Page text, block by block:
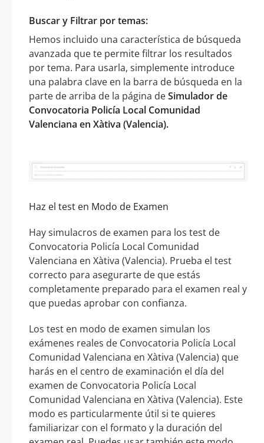
Buscar y Filtrar por temas:
Hemos incluido una característica de búsqueda
avanzada que te permite filtrar los resultados
por tema. Para usarla, simplemente introduce
una palabra clave en la barra de búsqueda en la
parte de arriba de la página deSimulador de
Convocatoria Policía Local Comunidad
Valenciana en Xàtiva (Valencia).
Haz el test en Modo de Examen
Hay simulacros de examen para los test de
Convocatoria Policía Local Comunidad
Valenciana en Xàtiva (Valencia). Prueba el test
correcto para asegurarte de que estás
completamente preparado para el examen real y
que puedas aprobar con confianza.
Los test en modo de examen simulan los
exámenes reales de Convocatoria Policía Local
Comunidad Valenciana en Xàtiva (Valencia) que
harás en el centro de examinación el día del
examen de Convocatoria Policía Local
Comunidad Valenciana en Xàtiva (Valencia). Este
modo es particularmente útil si te quieres
familiarizar con el formato y la duración del